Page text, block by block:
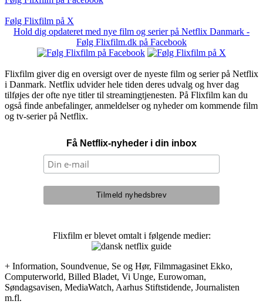
Følg Flixfilm på X
Hold dig opdateret med nye film og serier på Netflix Danmark -
Følg Flixfilm.dk på Facebook
Flixfilm giver dig en oversigt over de nyeste film og serier på Netflix
i Danmark. Netflix udvider hele tiden deres udvalg og hver dag
tilføjes der ofte nye titler til streamingtjenesten. På Flixfilm kan du
også finde anbefalinger, anmeldelser og nyheder om kommende film
og tv-serier på Netflix.
Få Netflix-nyheder i din inbox
Flixfilm er blevet omtalt i følgende medier:
+ Information, Soundvenue, Se og Hør, Filmmagasinet Ekko,
Computerworld, Billed Bladet, Vi Unge, Eurowoman,
Søndagsavisen, MediaWatch, Aarhus Stiftstidende, Journalisten
m.fl.